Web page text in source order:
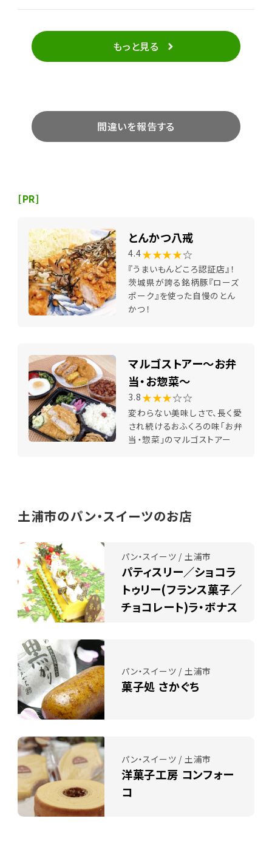
もっと見る
間違いを報告する
[PR]
とんかつ八戒
4.4★★★★☆
『うまいもんどころ認証店』！
茨城県が誇る銘柄豚『ローズ
ポーク』を使った自慢のとん
かつ！
マルゴストアー～お弁
当・お惣菜～
3.8 ★★★☆☆
変わらない美味しさで、長く愛
され続けるおふくろの味「お弁
当・惣菜」のマルゴストアー
土浦市のパン・スイーツのお店
パン・スイーツ / 土浦市
パティスリー／ショコラ
トゥリー(フランス菓子／
チョコレート)ラ・ボナス
パン・スイーツ / 土浦市
菓子処 さかぐち
パン・スイーツ / 土浦市
洋菓子工房 コンフォー
コ